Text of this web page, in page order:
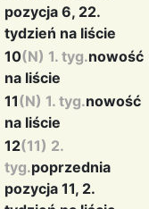
pozycja 6, 22.
tydzień na liście
10(N) 1. tyg.nowość
na liście
11(N) 1. tyg.nowość
na liście
12(11) 2.
tyg.poprzednia
pozycja 11, 2.